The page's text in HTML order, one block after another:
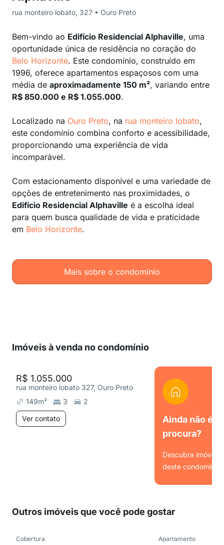
rua monteiro lobato, 327 • Ouro Preto
Bem-vindo ao Edifício Residencial Alphaville, uma
oportunidade única de residência no coração do
Belo Horizonte. Este condomínio, construído em
1996, oferece apartamentos espaçosos com uma
média de aproximadamente 150 m², variando entre
R$ 850.000 e R$ 1.055.000.
Localizado na Ouro Preto, na rua monteiro lobato,
este condomínio combina conforto e acessibilidade,
proporcionando uma experiência de vida
incomparável.
Com estacionamento disponível e uma variedade de
opções de entretenimento nas proximidades, o
Edifício Residencial Alphaville é a escolha ideal
para quem busca qualidade de vida e praticidade
em Belo Horizonte.
Mais sobre o condomínio
Imóveis à venda no condomínio
R$ 1.055.000
rua monteiro lobato 327, Ouro Preto
149m² 3
2
Ver contato
Ainda não é
procura?
Descubra imóveis
deste condomínio.
Outros imóveis que você pode gostar
Cobertura Apartamento